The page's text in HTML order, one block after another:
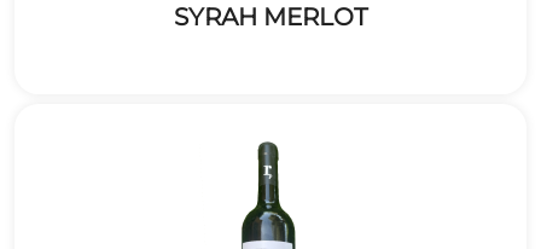
SYRAH MERLOT